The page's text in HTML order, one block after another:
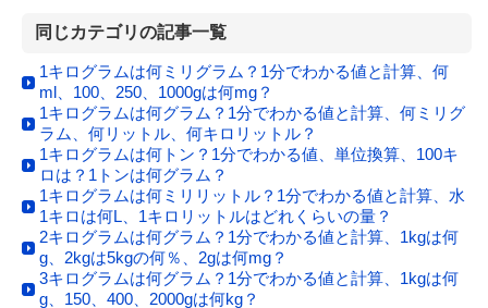
同じカテゴリの記事一覧
1キログラムは何ミリグラム？1分でわかる値と計算、何
ml、100、250、1000gは何mg？
1キログラムは何グラム？1分でわかる値と計算、何ミリグ
ラム、何リットル、何キロリットル？
1キログラムは何トン？1分でわかる値、単位換算、100キ
ロは？1トンは何グラム？
1キログラムは何ミリリットル？1分でわかる値と計算、水
1キロは何L、1キロリットルはどれくらいの量？
2キログラムは何グラム？1分でわかる値と計算、1kgは何
g、2kgは5kgの何％、2gは何mg？
3キログラムは何グラム？1分でわかる値と計算、1kgは何
g、150、400、2000gは何kg？